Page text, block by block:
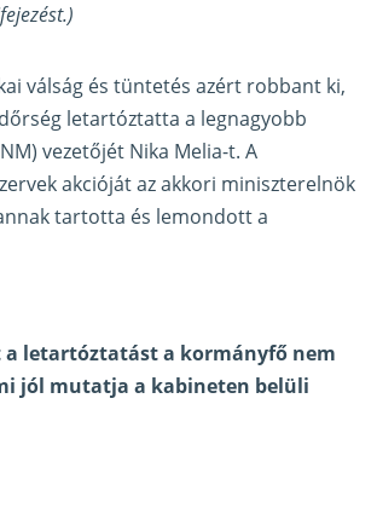
válság és tüntetés azért robbant ki,
letartóztatta a legnagyobb
vezetőjét Nika Melia-t. A
akcióját az akkori miniszterelnök
tartotta és lemondott a
a letartóztatást a kormányfő nem
jól mutatja a kabineten belüli